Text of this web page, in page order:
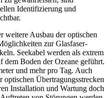
Identifizierung und
weitere Ausbau der optischen
zur Glasfaser-
Seekabel werden als extrem
dem Boden der Ozeane geführt.
und mehr pro Tag. Auch
optischen Übertragungsstrecken
Installation und Wartung doch